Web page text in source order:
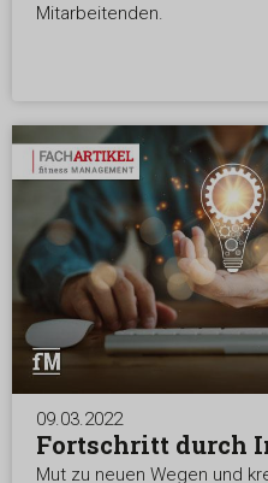
Mitarbeitenden.
09.03.2022
Fortschritt durch
Mut zu neuen Wegen und